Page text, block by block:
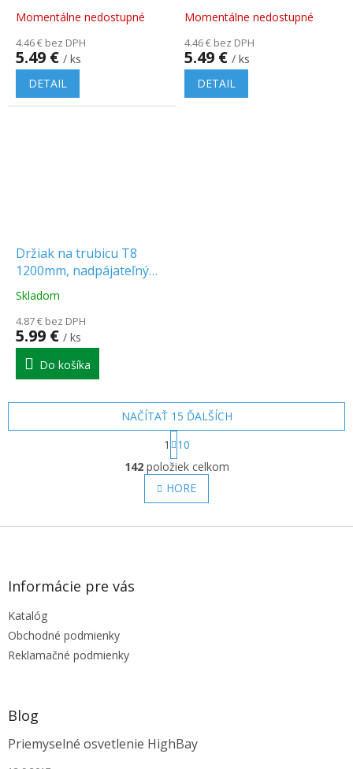
Momentálne nedostupné
4.46 € bez DPH
5.49 € / ks
DETAIL
Momentálne nedostupné
4.46 € bez DPH
5.49 € / ks
DETAIL
Držiak na trubicu T8
1200mm, nadpájateľný
[WOJ+14306]
Priemerné
produktu
je
5.0
hviezdičiek.
Skladom
4.87 € bez DPH
5.99 € / ks
Do košíka
O
v
l
á
a
u
NAČÍTAŤ 15 ĎALŠÍCH
S
t
r
á
n
k
v
1
10
142položiek celkom
HORE
Z
Informácie pre vás
Katalóg
Obchodné podmienky
Reklamačné podmienky
Blog
Priemyselné osvetlenie HighBay